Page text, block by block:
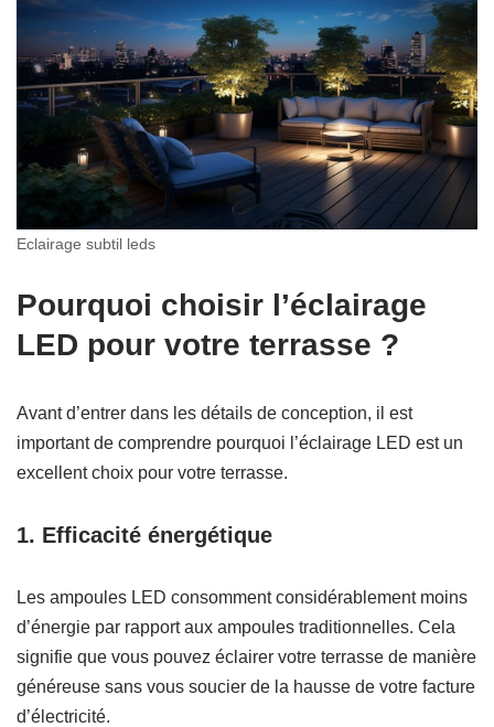
Eclairage subtil leds
Pourquoi choisir l’éclairage
LED pour votre terrasse ?
Avant d’entrer dans les détails de conception, il est
important de comprendre pourquoi l’éclairage LED est un
excellent choix pour votre terrasse.
1. Efficacité énergétique
Les ampoules LED consomment considérablement moins
d’énergie par rapport aux ampoules traditionnelles. Cela
signifie que vous pouvez éclairer votre terrasse de manière
généreuse sans vous soucier de la hausse de votre facture
d’électricité.